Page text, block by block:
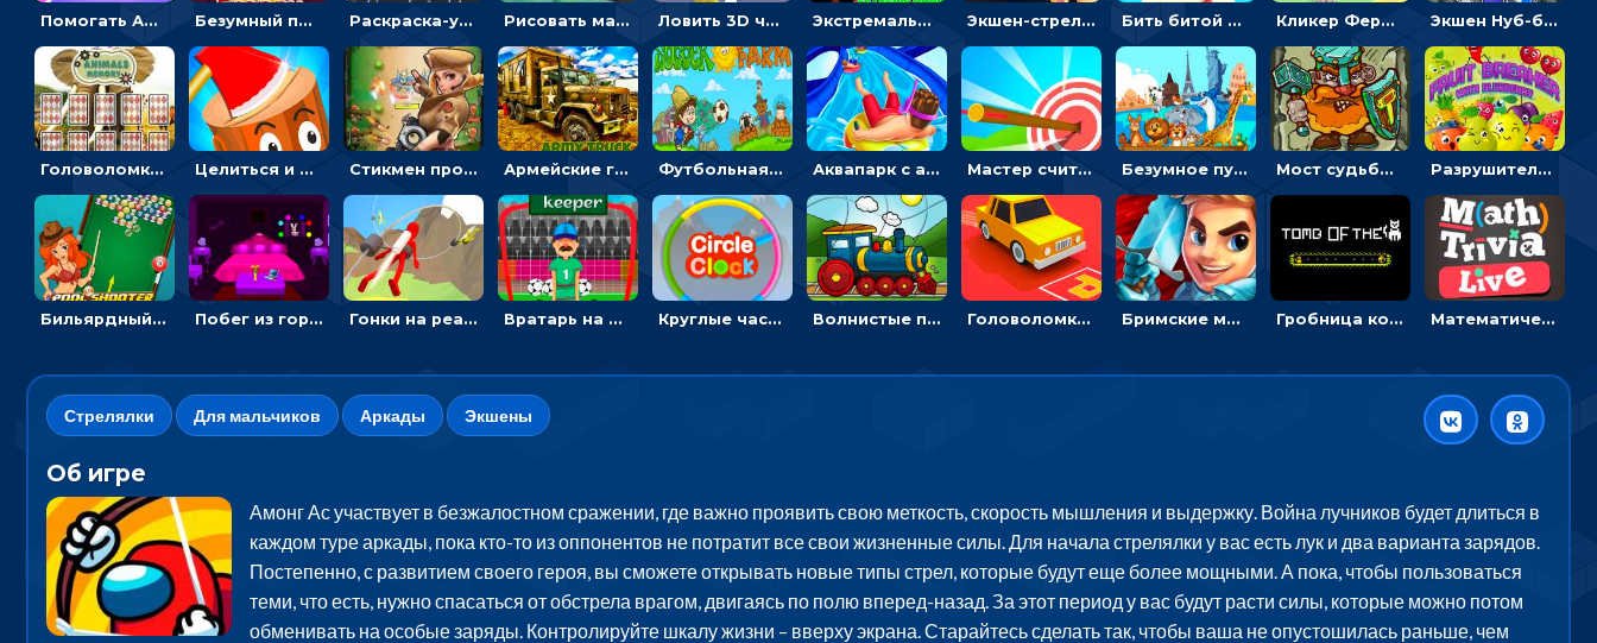
Помогать Амонг Ас бежать из комнаты через преграды - приключения Безумный пожарный: направлять шланг, чтобы тушить горящие бревна Раскраска-ужастик: разукрась зомби и скелетов Рисовать машину и выигрывать гонку - для мальчиков Ловить 3D человечком своего цвета и собирать драгоценности - гиперказуалка Экстремальные пазлы с квадроциклами: собирать крутые тачки Экшен-стрелялка по зомби: целиться и попадать в бегущих монстров Бить битой по шарику, чтобы сбивать кубики с буквами на пути к финишу - 3D Кликер Фермерский бизнес: расти овощи, чтобы богатеть Экшен Нуб-боец: прыгать через препятствия или бить врагов мечом
Головоломка с животными: переворачивать карточки, чтобы находить пару Целиться и метать топор в 3D мишени Стикмен против Зомби: стрелять в зомби и развивать воина Армейские грузовики в пазлах: собери военную машину Футбольная ферма: бей по мячу, чтобы забивать в ворота и ловить звезды Аквапарк с акулами: жми, чтобы лететь к финишу по волнам Мастер считать стрелы: увеличивать запас, чтобы поразить больше целей Безумное путешествие друзей по миру: собирать пазлы из фото с животными Мост судьбы: прыгать по платформам и бить молотом орков Разрушитель фруктов: стрелять ягодами по ананасам
Бильярдный пул: стрелять шариками, чтобы взрывать одинаковые Побег из горной деревни: решай головоломки, чтобы открыть ворота Гонки на реактивном ранце: избегать преград, чтобы лететь к финишу Вратарь на футбольном поле: тапай, чтобы отбивать мячи в воротах ногами и руками - спортивные Круглые часы: ловить цветную стрелку в одинаковом участке циферблата Волнистые пазлы с транспортом: собирай картинку из частей Головоломка Парк-стоянка: рисовать линии, чтобы парковать машины Бримские мечи: бежать через преграды, бить врагов и собирать монеты Гробница кота: искать выход в лабиринте, собирая золото Математическая викторина мультиплеер: решать примеры на время
Стрелялки Для мальчиков Аркады Экшены
Об игре
Амонг Ас участвует в безжалостном сражении, где важно проявить свою меткость, скорость мышления и выдержку. Война лучников будет длиться в
каждом туре аркады, пока кто-то из оппонентов не потратит все свои жизненные силы. Для начала стрелялки у вас есть лук и два варианта зарядов.
Постепенно, с развитием своего героя, вы сможете открывать новые типы стрел, которые будут еще более мощными. А пока, чтобы пользоваться
теми, что есть, нужно спасаться от обстрела врагом, двигаясь по полю вперед-назад. За этот период у вас будут расти силы, которые можно потом
обменивать на особые заряды. Контролируйте шкалу жизни – вверху экрана. Старайтесь сделать так, чтобы ваша не опустошилась раньше, чем